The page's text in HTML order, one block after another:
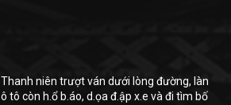
Thanh niên trượt ván dưới lòng đường, làn
ô tô còn h.ổ b.áo, d.ọa đ.ập x.e và đi tìm bố